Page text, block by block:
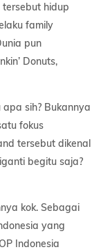
hidup
family
pun
Donuts,
sih? Bukannya
fokus
tersebut dikenal
begitu saja?
kok. Sebagai
yang
Indonesia